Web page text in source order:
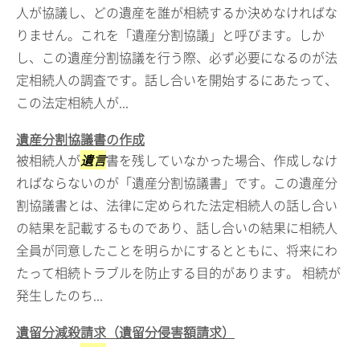
人が協議し、どの遺産を誰が相続するか決めなければな
りません。これを「遺産分割協議」と呼びます。しか
し、この遺産分割協議を行う際、必ず必要になるのが法
定相続人の調査です。話し合いを開始するにあたって、
この法定相続人が...
遺産分割協議書の作成
被相続人が遺言書を残していなかった場合、作成しなけ
ればならないのが「遺産分割協議書」です。この遺産分
割協議書とは、法律に定められた法定相続人の話し合い
の結果を記載するものであり、話し合いの結果に相続人
全員が同意したことを明らかにするとともに、将来にわ
たって相続トラブルを防止する目的があります。 相続が
発生したのち...
遺留分減殺請求（遺留分侵害額請求）